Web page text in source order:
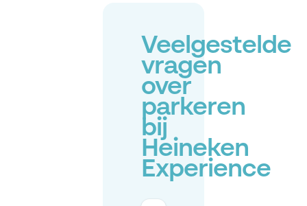
Veelgestelde
vragen
over
parkeren
bij
Heineken
Experience